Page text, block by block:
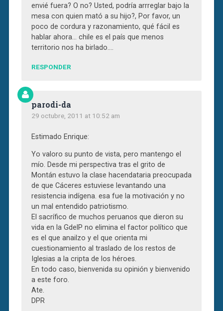
envié fuera? O no? Usted, podría arrreglar bajo la
mesa con quien mató a su hijo?, Por favor, un
poco de cordura y razonamiento, qué fácil es
hablar ahora… chile es el país que menos
territorio nos ha birlado….
RESPONDER
parodi-da
29 octubre, 2011 at 10:52 am
Estimado Enrique:
Yo valoro su punto de vista, pero mantengo el
mío. Desde mi perspectiva tras el grito de
Montán estuvo la clase hacendataria preocupada
de que Cáceres estuviese levantando una
resistencia indígena. esa fue la motivación y no
un mal entendido patriotismo.
El sacrífico de muchos peruanos que dieron su
vida en la GdelP no elimina el factor político que
es el que anailzo y el que orienta mi
cuestionamiento al traslado de los restos de
Iglesias a la cripta de los héroes.
En todo caso, bienvenida su opinión y bienvenido
a este foro.
Ate.
DPR